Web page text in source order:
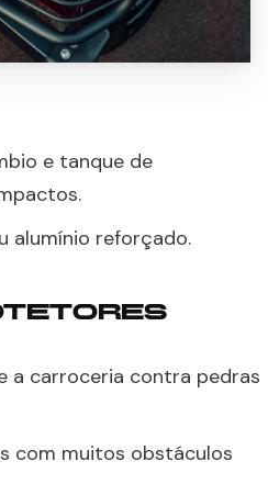
e tanque de
alumínio reforçado.
a carroceria contra pedras
com muitos obstáculos